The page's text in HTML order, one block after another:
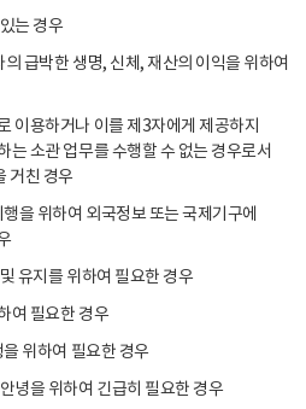
는 경우
급박한 생명, 신체, 재산의 이익을 위하여
이용하거나 이를 제3자에게 제공하지
는 소관 업무를 수행할 수 없는 경우로서
거친 경우
을 위하여 외국정보 또는 국제기구에
유지를 위하여 필요한 경우
여 필요한 경우
위하여 필요한 경우
녕을 위하여 긴급히 필요한 경우